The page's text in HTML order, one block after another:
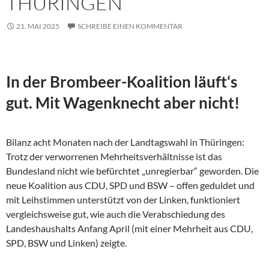
21. MAI 2025 SCHREIBE EINEN KOMMENTAR
In der Brombeer-Koalition läuft‘s
gut. Mit Wagenknecht aber nicht!
Bilanz acht Monaten nach der Landtagswahl in Thüringen:
Trotz der verworrenen Mehrheitsverhältnisse ist das
Bundesland nicht wie befürchtet „unregierbar“ geworden. Die
neue Koalition aus CDU, SPD und BSW – offen geduldet und
mit Leihstimmen unterstützt von der Linken, funktioniert
vergleichsweise gut, wie auch die Verabschiedung des
Landeshaushalts Anfang April (mit einer Mehrheit aus CDU,
SPD, BSW und Linken) zeigte.